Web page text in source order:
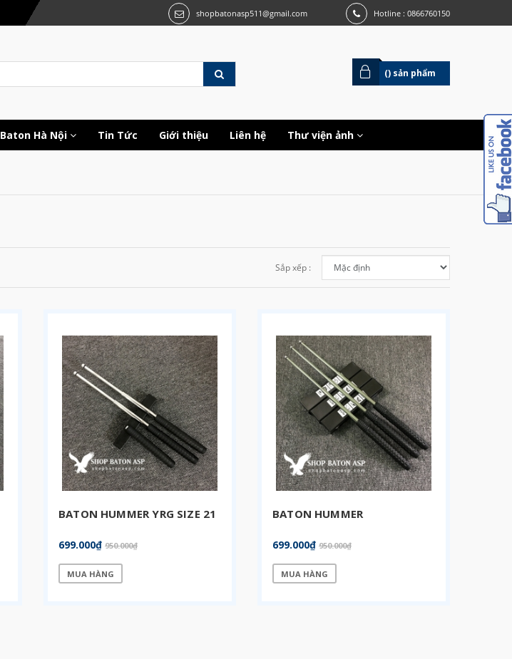
shopbatonasp511@gmail.com Hotline : 0866760150
() sản phẩm
Baton Hà Nội Tin Tức Giới thiệu Liên hệ Thư viện ảnh
Sắp xếp :
BATON HUMMER YRG SIZE 21
699.000₫ 950.000₫
MUA HÀNG
BATON HUMMER
699.000₫ 950.000₫
MUA HÀNG